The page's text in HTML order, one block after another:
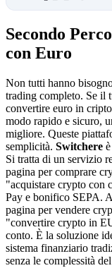
Secondo
con Euro
Non tutti hanno
trading completo. Se il
convertire euro in
modo rapido e sicuro,
migliore. Queste
semplicità. Switchere
Si tratta di un servizio
pagina per comprare
"acquistare crypto con
Pay e bonifico SEPA.
pagina per vendere
"convertire crypto in
conto. È la soluzione
sistema finanziario
senza le complessità